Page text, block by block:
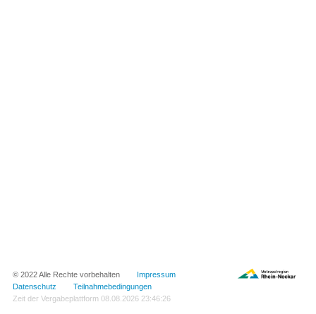
© 2022 Alle Rechte vorbehalten Impressum
Datenschutz
Teilnahmebedingungen
Zeit der Vergabeplattform 08.08.2026 23:46:26